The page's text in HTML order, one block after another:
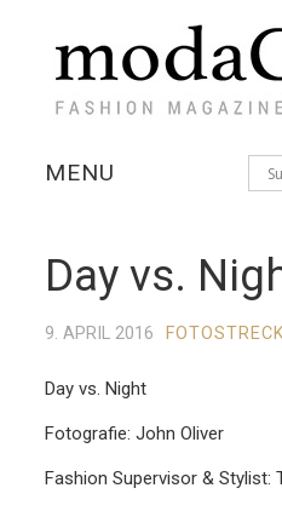
MENU
AUSSTELLUNGEN
Day vs.
9. APRIL 2016
Day vs. Night
Fotografie: John Oliver
Fashion Supervisor & Stylist: